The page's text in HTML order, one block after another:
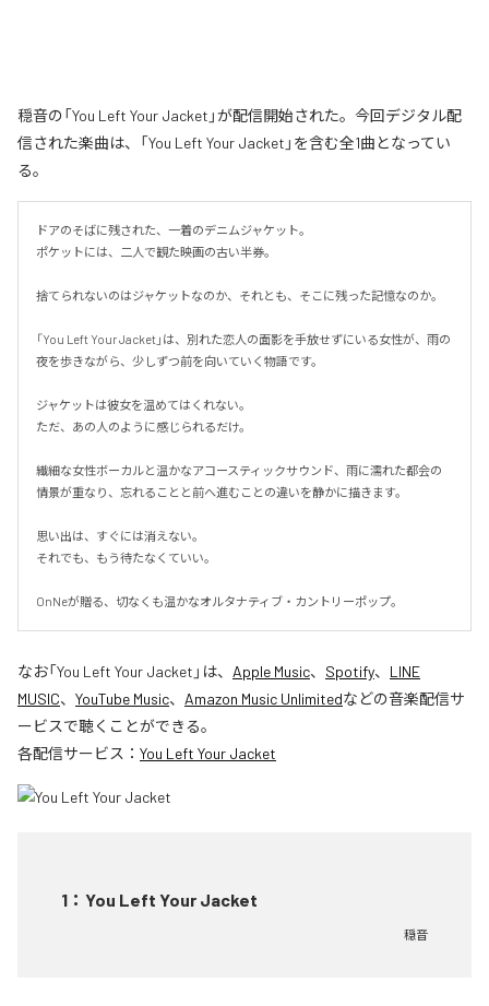
穏音の「You Left Your Jacket」が配信開始された。今回デジタル配
信された楽曲は、「You Left Your Jacket」を含む全1曲となってい
る。
ドアのそばに残された、一着のデニムジャケット。
ポケットには、二人で観た映画の古い半券。
捨てられないのはジャケットなのか、それとも、そこに残った記憶なのか。
「You Left Your Jacket」は、別れた恋人の面影を手放せずにいる女性が、雨の
夜を歩きながら、少しずつ前を向いていく物語です。
ジャケットは彼女を温めてはくれない。
ただ、あの人のように感じられるだけ。
繊細な女性ボーカルと温かなアコースティックサウンド、雨に濡れた都会の
情景が重なり、忘れることと前へ進むことの違いを静かに描きます。
思い出は、すぐには消えない。
それでも、もう待たなくていい。
OnNeが贈る、切なくも温かなオルタナティブ・カントリーポップ。
なお「You Left Your Jacket 」は、 Apple Music、 Spotify、 LINE
MUSIC、 YouTube Music、 Amazon Music Unlimitedなどの音楽配信サ
ービスで聴くことができる。
各配信サービス： You Left Your Jacket
1 ： You Left Your Jacket
穏音